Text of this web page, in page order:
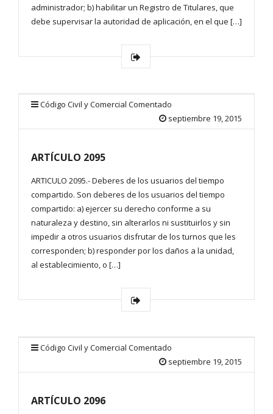
administrador; b) habilitar un Registro de Titulares, que
debe supervisar la autoridad de aplicación, en el que […]
Código Civil y Comercial Comentado
septiembre 19, 2015
ARTÍCULO 2095
ARTICULO 2095.- Deberes de los usuarios del tiempo
compartido. Son deberes de los usuarios del tiempo
compartido: a) ejercer su derecho conforme a su
naturaleza y destino, sin alterarlos ni sustituirlos y sin
impedir a otros usuarios disfrutar de los turnos que les
corresponden; b) responder por los daños a la unidad,
al establecimiento, o […]
Código Civil y Comercial Comentado
septiembre 19, 2015
ARTÍCULO 2096